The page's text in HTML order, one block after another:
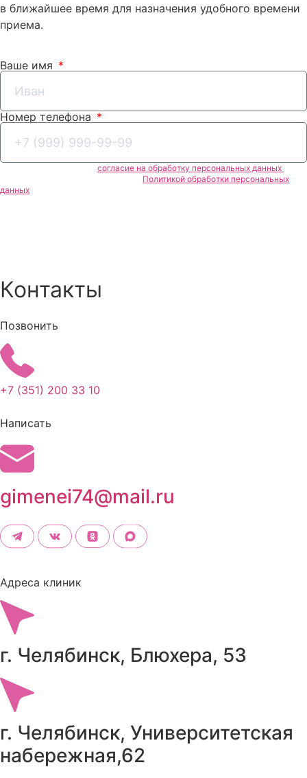
в ближайшее время для назначения удобного времени
приема.
Ваше имя
Номер телефона
согласие на обработку персональных данных
Политикой обработки персональных
данных
Контакты
Позвонить
+7 (351) 200 33 10
Написать
gimenei74@mail.ru
Адреса клиник
г. Челябинск, Блюхера, 53
г. Челябинск, Университетская
набережная,62